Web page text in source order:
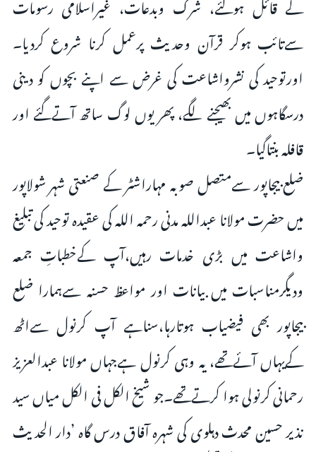
سےتائب ہوکر قرآن وحدیث پرعمل کرنا شروع کردیا۔
اورتوحید کی نشرواشاعت کی غرض سے اپنے بچوں کو دینی
درسگاہوں میں بھیجنے لگے، پھر یوں لوگ ساتھ آتےگئے اور
قافلہ بنتاگیا۔
ضلع بیجاپور سےمتصل صوبہ مہاراشٹر کے صنعتی شہر شولاپور
میں حضرت مولانا عبداللہ مدنی رحمہ اللہ کی عقیدہ توحید کی تبلیغ
واشاعت میں بڑی خدمات رہیں،آپ کےخطباتِ جمعہ
ودیگرمناسبات میں بیانات اور مواعظ حسنہ سےہمارا ضلع
بیجاپور بھی فیضیاب ہوتارہا،سناہے آپ کرنول سےاٹھ
کےیہاں آئےتھے، یہ وہی کرنول ہےجہاں مولانا عبدالعزیز
رحمانی کرنولی ہوا کرتےتھے۔جو شیخ الکل فی الکل میاں سید
نذیر حسین محدث دہلوی کی شہرہ آفاق درس گاہ ’دار الحدیث